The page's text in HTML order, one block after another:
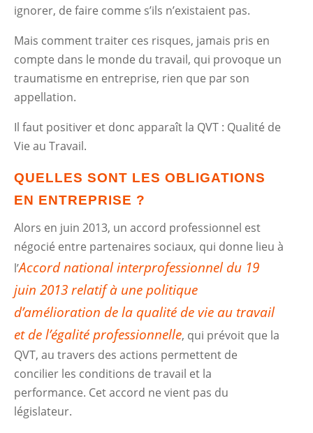
ignorer, de faire comme s’ils n’existaient pas.
Mais comment traiter ces risques, jamais pris en
compte dans le monde du travail, qui provoque un
traumatisme en entreprise, rien que par son
appellation.
Il faut positiver et donc apparaît la QVT : Qualité de
Vie au Travail.
QUELLES SONT LES OBLIGATIONS
EN ENTREPRISE ?
Alors en juin 2013, un accord professionnel est
négocié entre partenaires sociaux, qui donne lieu à
l’Accord national interprofessionnel du 19
juin 2013 relatif à une politique
d’amélioration de la qualité de vie au travail
et de l’égalité professionnelle, qui prévoit que la
QVT, au travers des actions permettent de
concilier les conditions de travail et la
performance. Cet accord ne vient pas du
législateur.